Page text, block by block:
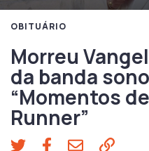
OBITUÁRIO
Morreu
da banda
“Momentos
Runner”